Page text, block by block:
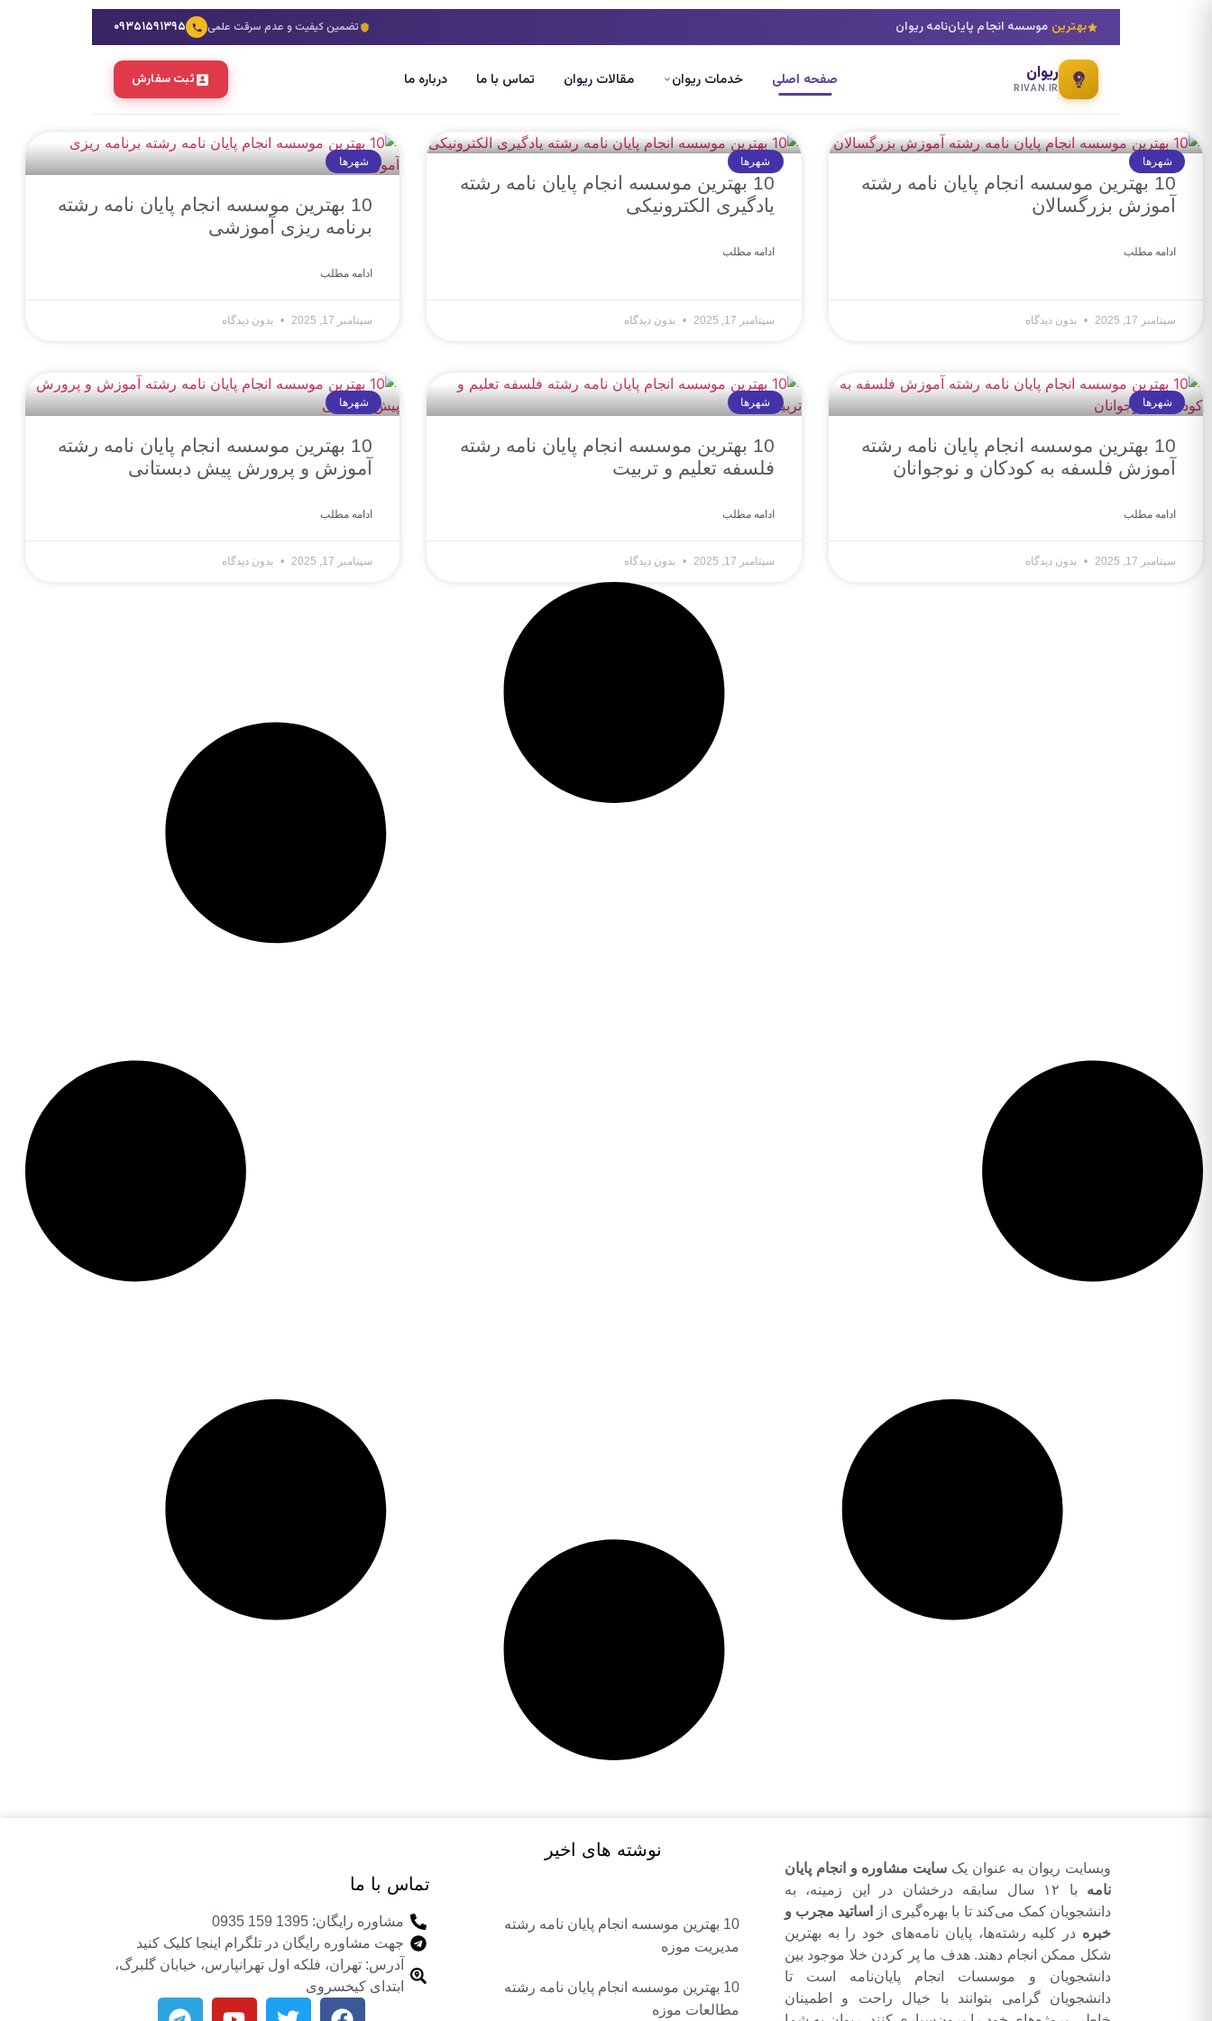
بهترین موسسه انجام پایان‌نامه ریوان تضمین کیفیت و عدم سرقت علمی ۰۹۳۵۱۵۹۱۳۹۵
ریوان
RIVAN.IR صفحه اصلی خدمات ریوان مقالات ریوان تماس با ما درباره ما ثبت سفارش
شهرها
10 بهترین موسسه انجام پایان نامه رشته
آموزش بزرگسالان
ادامه مطلب
سپتامبر 17, 2025 بدون دیدگاه
شهرها
10 بهترین موسسه انجام پایان نامه رشته
یادگیری الکترونیکی
ادامه مطلب
سپتامبر 17, 2025 بدون دیدگاه
شهرها
10 بهترین موسسه انجام پایان نامه رشته
برنامه ریزی آموزشی
ادامه مطلب
سپتامبر 17, 2025 بدون دیدگاه
شهرها
10 بهترین موسسه انجام پایان نامه رشته
آموزش فلسفه به کودکان و نوجوانان
ادامه مطلب
سپتامبر 17, 2025 بدون دیدگاه
شهرها
10 بهترین موسسه انجام پایان نامه رشته
فلسفه تعلیم و تربیت
ادامه مطلب
سپتامبر 17, 2025 بدون دیدگاه
شهرها
10 بهترین موسسه انجام پایان نامه رشته
آموزش و پرورش پیش دبستانی
ادامه مطلب
سپتامبر 17, 2025 بدون دیدگاه
وبسایت ریوان به عنوان یک سایت مشاوره و انجام پایان
نامه
با ۱۲ سال سابقه درخشان در این زمینه، به
دانشجویان کمک می‌کند تا با بهره‌گیری از
اساتید مجرب و
خبره در کلیه رشته‌ها، پایان نامه‌های خود را به بهترین
شکل ممکن انجام دهند. هدف ما پر کردن خلا موجود بین
دانشجویان و موسسات انجام پایان‌نامه است تا
دانشجویان گرامی بتوانند با خیال راحت و اطمینان
نوشته های اخیر
10 بهترین موسسه انجام پایان نامه رشته
مدیریت موزه
10 بهترین موسسه انجام پایان نامه رشته
مطالعات موزه
تماس با ما
مشاوره رایگان: 1395 159 0935
جهت مشاوره رایگان در تلگرام اینجا کلیک کنید
آدرس: تهران، فلکه اول تهرانپارس، خیابان گلبرگ،
ابتدای کیخسروی